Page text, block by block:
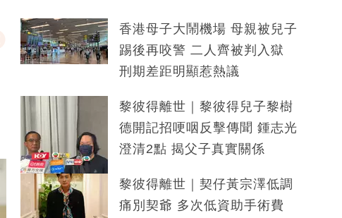
香港母子大鬧機場 母親被兒子
踢後再咬警 二人齊被判入獄
刑期差距明顯惹熱議
黎彼得離世｜黎彼得兒子黎樹
德開記招哽咽反擊傳聞 鍾志光
澄清2點 揭父子真實關係
黎彼得離世｜契仔黃宗澤低調
痛別契爺 多次低資助手術費